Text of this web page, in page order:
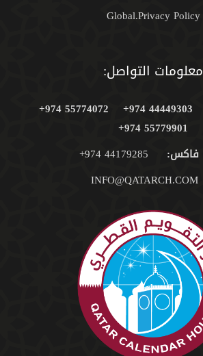
Global.Privacy Policy
معلومات التواصل:
44449303 974+
55774072 974+
55779901 974+
فاكس: